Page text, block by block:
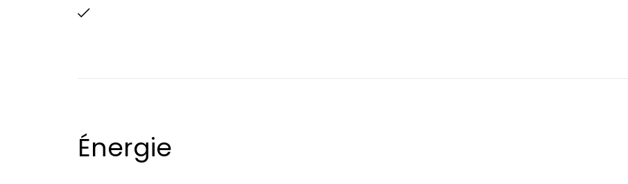
Énergie